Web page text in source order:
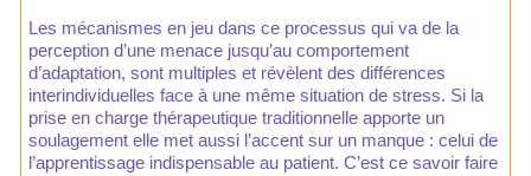
Les mécanismes en jeu dans ce processus qui va de la
perception d’une menace jusqu’au comportement
d’adaptation, sont multiples et révèlent des différences
interindividuelles face à une même situation de stress. Si la
prise en charge thérapeutique traditionnelle apporte un
soulagement elle met aussi l’accent sur un manque : celui de
l’apprentissage indispensable au patient. C’est ce savoir faire